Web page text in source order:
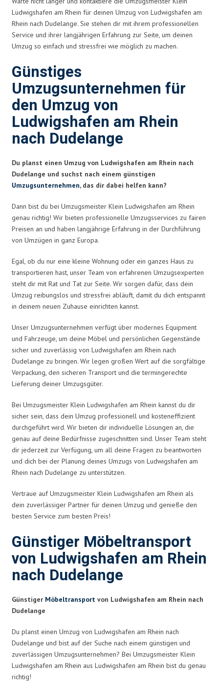
Ludwigshafen am Rhein für deinen Umzug von Ludwigshafen am
Rhein nach Dudelange. Sie stehen dir mit ihrem professionellen
Service und ihrer langjährigen Erfahrung zur Seite, um deinen
Umzug so einfach und stressfrei wie möglich zu machen.
Günstiges
Umzugsunternehmen für
den Umzug von
Ludwigshafen am Rhein
nach Dudelange
Du planst einen Umzug von Ludwigshafen am Rhein nach
Dudelange und suchst nach einem günstigen
Umzugsunternehmen, das dir dabei helfen kann?
Dann bist du bei Umzugsmeister Klein Ludwigshafen am Rhein
genau richtig! Wir bieten professionelle Umzugsservices zu fairen
Preisen an und haben langjährige Erfahrung in der Durchführung
von Umzügen in ganz Europa.
Egal, ob du nur eine kleine Wohnung oder ein ganzes Haus zu
transportieren hast, unser Team von erfahrenen Umzugsexperten
steht dir mit Rat und Tat zur Seite. Wir sorgen dafür, dass dein
Umzug reibungslos und stressfrei abläuft, damit du dich entspannt
in deinem neuen Zuhause einrichten kannst.
Unser Umzugsunternehmen verfügt über modernes Equipment
und Fahrzeuge, um deine Möbel und persönlichen Gegenstände
sicher und zuverlässig von Ludwigshafen am Rhein nach
Dudelange zu bringen. Wir legen großen Wert auf die sorgfältige
Verpackung, den sicheren Transport und die termingerechte
Lieferung deiner Umzugsgüter.
Bei Umzugsmeister Klein Ludwigshafen am Rhein kannst du dir
sicher sein, dass dein Umzug professionell und kosteneffizient
durchgeführt wird. Wir bieten dir individuelle Lösungen an, die
genau auf deine Bedürfnisse zugeschnitten sind. Unser Team steht
dir jederzeit zur Verfügung, um all deine Fragen zu beantworten
und dich bei der Planung deines Umzugs von Ludwigshafen am
Rhein nach Dudelange zu unterstützen.
Vertraue auf Umzugsmeister Klein Ludwigshafen am Rhein als
dein zuverlässiger Partner für deinen Umzug und genieße den
besten Service zum besten Preis!
Günstiger Möbeltransport
von Ludwigshafen am Rhein
nach Dudelange
Günstiger Möbeltransport von Ludwigshafen am Rhein nach
Dudelange
Du planst einen Umzug von Ludwigshafen am Rhein nach
Dudelange und bist auf der Suche nach einem günstigen und
zuverlässigen Umzugsunternehmen? Bei Umzugsmeister Klein
Ludwigshafen am Rhein aus Ludwigshafen am Rhein bist du genau
richtig!